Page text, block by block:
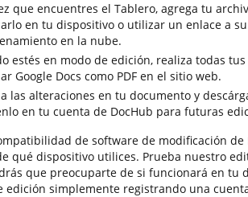
que encuentres el Tablero, agrega tu
en tu dispositivo o utilizar un enlace a
en la nube.
estés en modo de edición, realiza todas
Google Docs como PDF en el sitio web.
las alteraciones en tu documento y
en tu cuenta de DocHub para futuras
de software de modificación de
qué dispositivo utilices. Prueba nuestro
que preocuparte de si funcionará en tu
edición simplemente registrando una